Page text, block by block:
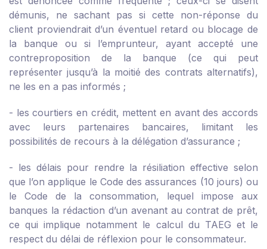
démunis, ne sachant pas si cette non-réponse du
client proviendrait d’un éventuel retard ou blocage de
la banque ou si l’emprunteur, ayant accepté une
contreproposition de la banque (ce qui peut
représenter jusqu’à la moitié des contrats alternatifs),
ne les en a pas informés ;
- les courtiers en crédit, mettent en avant des accords
avec leurs partenaires bancaires, limitant les
possibilités de recours à la délégation d’assurance ;
- les délais pour rendre la résiliation effective selon
que l’on applique le Code des assurances (10 jours) ou
le Code de la consommation, lequel impose aux
banques la rédaction d’un avenant au contrat de prêt,
ce qui implique notamment le calcul du TAEG et le
respect du délai de réflexion pour le consommateur.